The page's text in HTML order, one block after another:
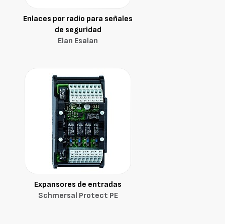
Enlaces por radio para señales
de seguridad
Elan Esalan
Expansores de entradas
Schmersal Protect PE